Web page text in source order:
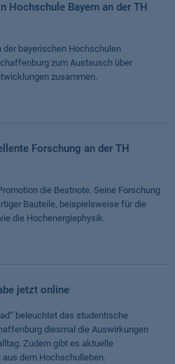
Hochschule Bayern an der TH
bayerischen Hochschulen
zum Austausch über
zusammen.
Forschung an der TH
die Bestnote. Seine Forschung
Bauteile, beispielsweise für die
die Hochenergiephysik.
jetzt online
beleuchtet das studentische
diesmal die Auswirkungen
Zudem gibt es aktuelle
dem Hochschulleben.